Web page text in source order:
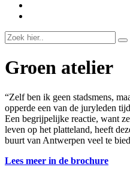
Groen atelier
“Zelf ben ik geen stadsmens,
opperde een van de juryleden
Een begrijpelijke reactie, want
leven op het platteland, heeft
buurt van Antwerpen veel te
Lees meer in de brochure